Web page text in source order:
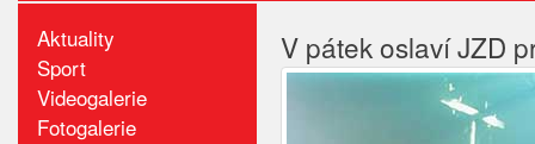
Aktuality
Sport
Videogalerie
Fotogalerie
V pátek oslaví JZD